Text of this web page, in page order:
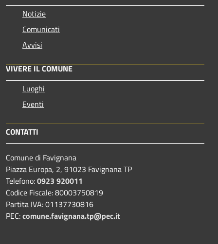
Notizie
Comunicati
Avvisi
VIVERE IL COMUNE
Luoghi
Eventi
CONTATTI
Comune di Favignana
Piazza Europa, 2, 91023 Favignana TP
Telefono:0923 920011
Codice Fiscale: 80003750819
Partita IVA: 01137730816
PEC:comune.favignana.tp@pec.it